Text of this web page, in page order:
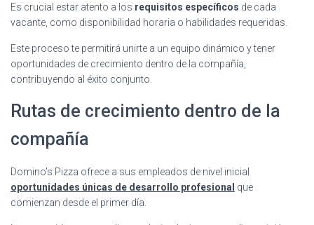
Es crucial estar atento a los requisitos específicos de cada
vacante, como disponibilidad horaria o habilidades requeridas.
Este proceso te permitirá unirte a un equipo dinámico y tener
oportunidades de crecimiento dentro de la compañía,
contribuyendo al éxito conjunto.
Rutas de crecimiento dentro de la
compañía
Domino’s Pizza ofrece a sus empleados de nivel inicial
oportunidades únicas de desarrollo profesional que
comienzan desde el primer día.